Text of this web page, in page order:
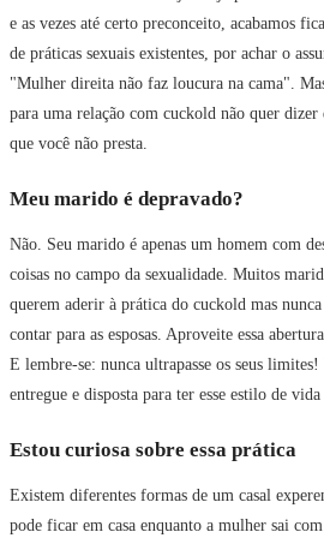
e as vezes até certo preconceito, acabamos
de práticas sexuais existentes, por achar o
"Mulher direita não faz loucura na cama".
para uma relação com cuckold não quer dizer
que você não presta.
Meu marido é depravado?
Não. Seu marido é apenas um homem com
coisas no campo da sexualidade. Muitos
querem aderir à prática do cuckold mas
contar para as esposas. Aproveite essa
E lembre-se: nunca ultrapasse os seus
entregue e disposta para ter esse estilo de
Estou curiosa sobre essa prática
Existem diferentes formas de um casal
pode ficar em casa enquanto a mulher sai